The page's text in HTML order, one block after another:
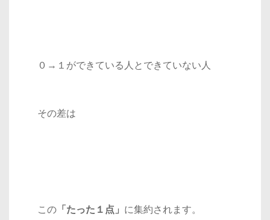
０→１ができている人とできていない人
その差は
この 「たった１点」 に集約されます。